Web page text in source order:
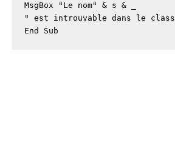
MsgBox "Le nom" & s & _
" est introuvable dans le
End Sub